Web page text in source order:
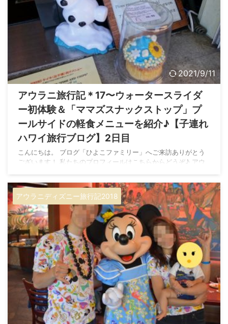
2021/9/11
アウラニ旅行記＊17〜ウォータースライダ
ー初体験＆「ママズスナックストップ」プ
ールサイドの軽食メニューを紹介♪【子連れ
ハワイ旅行ブログ】2日目
こんにちは。 ブログ「ひよこファミリー」へご来訪ありがとう
ございます！ 私たちのプロフィールはこちらからどうぞ♪ アウ
目の午後になりました♪ 前回の旅行記（ミニーちゃんにプールサ
イドから手を振ってもらえた！）はこちら。 アウラニ旅行記ま
とめ記事（目次）はこちら。 メネフネブリッジ周辺からプール
スタート 娘がお昼寝から起床したので、16時頃からプールに行
きました！ しかしここで重大なミスが発覚＾＾； 持ち物リスト
にバッチリ書いていたはずなのに、 ...
アウラニディズニー旅行記2018